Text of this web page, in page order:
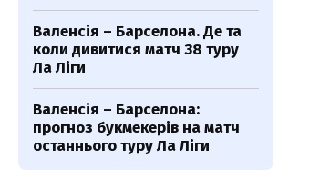
Валенсія – Барселона. Де та
коли дивитися матч 38 туру
Ла Ліги
Валенсія – Барселона:
прогноз букмекерів на матч
останнього туру Ла Ліги